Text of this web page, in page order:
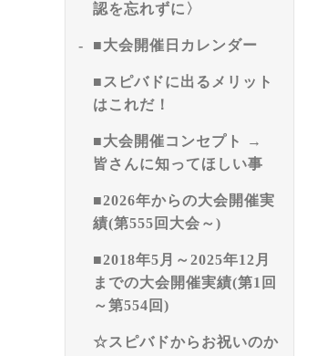
認を忘れずに〉
■大会開催日カレンダー
■スピバドに出るメリット
はこれだ！
■大会開催コンセプト →
皆さんに知ってほしい事
■2026年からの大会開催実
績(第555回大会～)
■2018年5月～2025年12月
までの大会開催実績(第1回
～第554回)
☆スピバドからお祝いのか